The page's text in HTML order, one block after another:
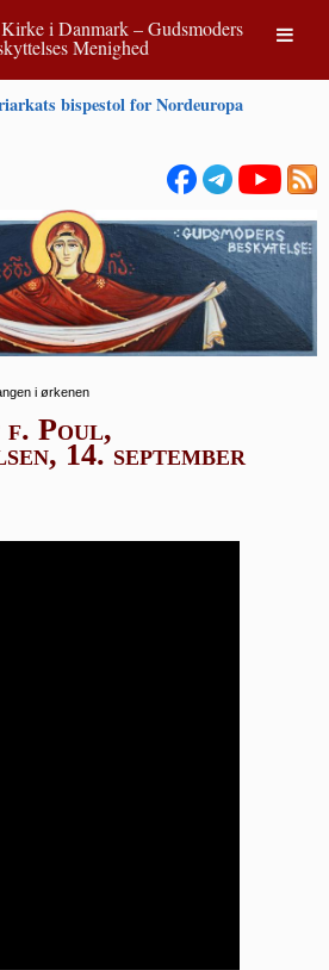
i Danmark – Gudsmoders
Menighed
bispestol for Nordeuropa
i ørkenen
f. Poul,
14. september